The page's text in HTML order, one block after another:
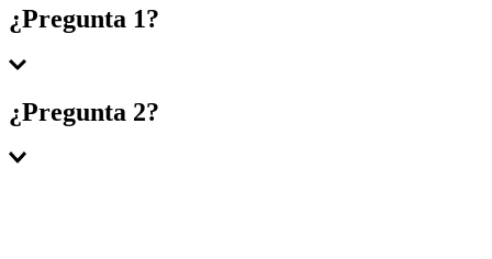
¿Pregunta 1?
Respuesta 1
¿Pregunta 2?